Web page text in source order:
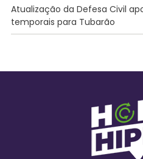
Atualização da Defesa Civil
temporais para Tubarão